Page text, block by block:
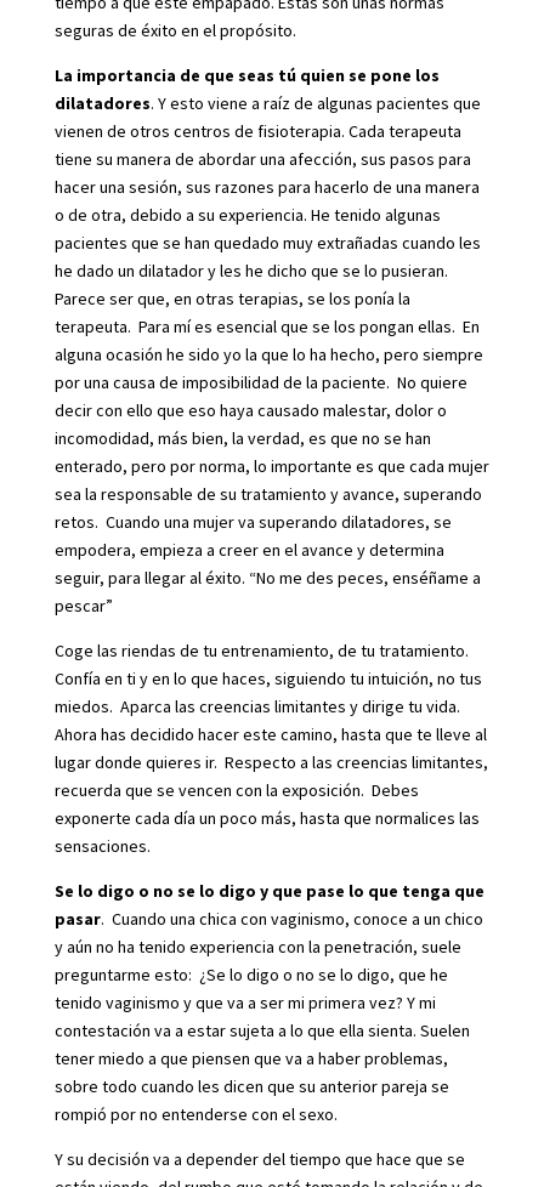
seguras de éxito en el propósito.
La importancia de que seas tú quien se pone los
dilatadores. Y esto viene a raíz de algunas pacientes que
vienen de otros centros de fisioterapia. Cada terapeuta
tiene su manera de abordar una afección, sus pasos para
hacer una sesión, sus razones para hacerlo de una manera
o de otra, debido a su experiencia. He tenido algunas
pacientes que se han quedado muy extrañadas cuando les
he dado un dilatador y les he dicho que se lo pusieran.
Parece ser que, en otras terapias, se los ponía la
terapeuta. Para mí es esencial que se los pongan ellas. En
alguna ocasión he sido yo la que lo ha hecho, pero siempre
por una causa de imposibilidad de la paciente. No quiere
decir con ello que eso haya causado malestar, dolor o
incomodidad, más bien, la verdad, es que no se han
enterado, pero por norma, lo importante es que cada mujer
sea la responsable de su tratamiento y avance, superando
retos. Cuando una mujer va superando dilatadores, se
empodera, empieza a creer en el avance y determina
seguir, para llegar al éxito. “No me des peces, enséñame a
pescar”
Coge las riendas de tu entrenamiento, de tu tratamiento.
Confía en ti y en lo que haces, siguiendo tu intuición, no tus
miedos. Aparca las creencias limitantes y dirige tu vida.
Ahora has decidido hacer este camino, hasta que te lleve al
lugar donde quieres ir. Respecto a las creencias limitantes,
recuerda que se vencen con la exposición. Debes
exponerte cada día un poco más, hasta que normalices las
sensaciones.
Se lo digo o no se lo digo y que pase lo que tenga que
pasar. Cuando una chica con vaginismo, conoce a un chico
y aún no ha tenido experiencia con la penetración, suele
preguntarme esto: ¿Se lo digo o no se lo digo, que he
tenido vaginismo y que va a ser mi primera vez? Y mi
contestación va a estar sujeta a lo que ella sienta. Suelen
tener miedo a que piensen que va a haber problemas,
sobre todo cuando les dicen que su anterior pareja se
rompió por no entenderse con el sexo.
Y su decisión va a depender del tiempo que hace que se